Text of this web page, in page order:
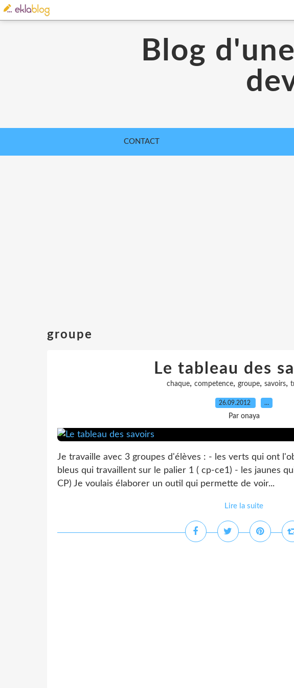
Blog
CONTACT
groupe
Le tableau des
chaque, competence, groupe, savoirs,
26.09.2012 …
Par onaya
Je travaille avec 3 groupes d'élèves : - les verts qui ont
bleus qui travaillent sur le palier 1 ( cp-ce1) - les jaunes
CP) Je voulais élaborer un outil qui permette de voir...
Lire la suite